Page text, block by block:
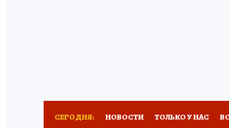
СЕГОДНЯ: НОВОСТИ ТОЛЬКО У НАС